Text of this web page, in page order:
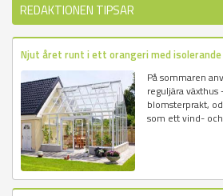
REDAKTIONEN TIPSAR
Njut året runt i ett orangeri med isolerande
På sommaren
reguljära
blomsterprakt,
som ett vind-